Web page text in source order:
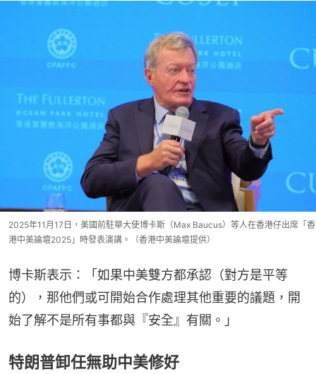
2025年11月17日，美國前駐華大使博卡斯（Max Baucus）等人在香港仔出席「香
港中美論壇2025」時發表演講。（香港中美論壇提供）
博卡斯表示：「如果中美雙方都承認（對方是平等
的），那他們或可開始合作處理其他重要的議題，開
始了解不是所有事都與『安全』有關。」
特朗普卸任無助中美修好